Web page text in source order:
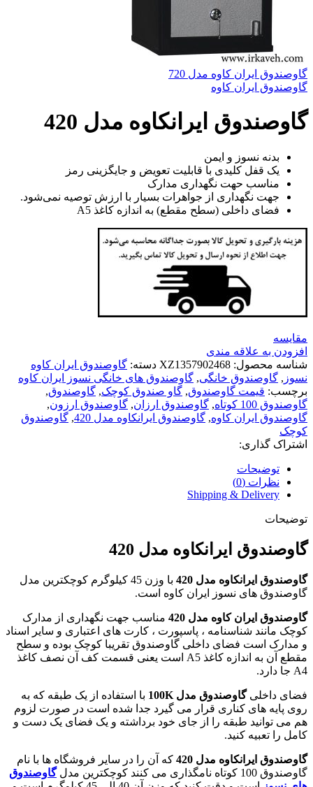
گاوصندوق ایران کاوه مدل 720
گاوصندوق ایران کاوه
گاوصندوق ایرانکاوه مدل 420
بدنه نسوز و ایمن
یک قفل کلیدی با قابلیت تعویض و جایگزینی رمز
مناسب حهت نگهداری مدارک
جهت نگهداری از جواهرات بسیار با ارزش توصیه نمی‌شود.
فضای داخلی (سطح مقطع) به اندازه کاغذ A5
مقايسه
افزودن به علاقه مندی
شناسه محصول: XZ1357902468 دسته: گاوصندوق ایران کاوه
نسوز , گاوصندوق خانگی, گاوصندوق های خانگی نسوز ایران کاوه
برچسب: قیمت گاوصندوق, گاو صندوق کوچک, گاوصندوق,
گاوصندوق 100 کوتاه
, گاوصندوق ارزان, گاوصندوق ارزون,
گاوصندوق ایران کاوه, گاوصندوق ایرانکاوه مدل 420 , گاوصندوق
کوچک
اشتراک گذاری:
توضیحات
نظرات (0)
Shipping & Delivery
توضیحات
گاوصندوق ایرانکاوه مدل 420
گاوصندوق ایرانکاوه مدل 420
با وزن 45 کیلوگرم کوچکترین مدل
گاوصندوق های نسوز ایران کاوه است.
گاوصندوق ایران کاوه مدل 420
مناسب جهت نگهداری از مدارک
کوچک مانند شناسنامه ، پاسپورت ، کارت های اعتباری و سایر اسناد
و مدارک است فضای داخلی گاوصندوق تقریبا کوچک بوده و سطح
مقطع آن به اندازه کاغذ A5 است یعنی قسمت کف آن نصف کاغذ
A4 جا دارد.
فضای داخلیگاوصندوق مدل 100K
با استفاده از یک طبقه که به
روی پایه های کناری قرار می گیرد جدا شده است در صورت لزوم
هم می توانید طبقه را از جای خود برداشته و یک فضای یک دست و
کامل را تعبیه کنید.
گاوصندوق ایرانکاوه مدل 420
که آن را در سایر فروشگاه ها با نام
گاوصندوق 100 کوتاه نامگذاری می کنند کوچکترین مدل
گاوصندوق